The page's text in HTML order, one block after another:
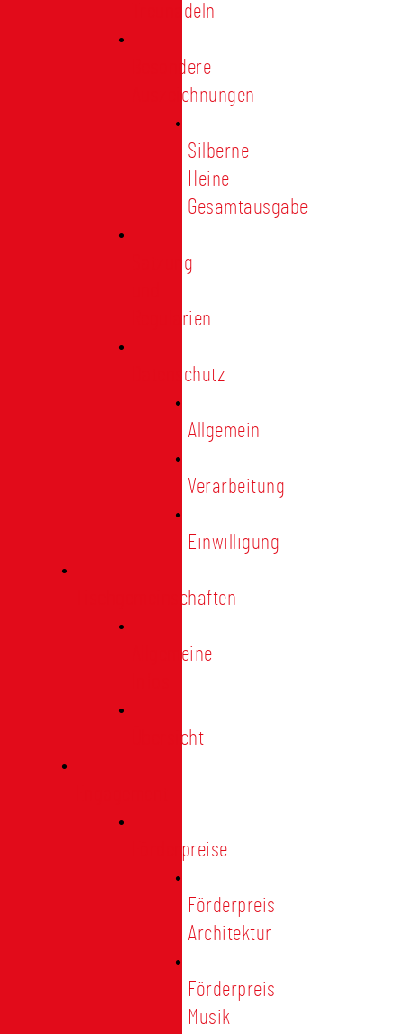
Treunadeln
Besondere
Auszeichnungen
Silberne
Heine
Gesamtausgabe
Satzung
Regularien
Datenschutz
Allgemein
Verarbeitung
Einwilligung
Tischgemeinschaften
Allgemeine
Übersicht
Förderpreise
Förderpreis
Architektur
Förderpreis
Musik